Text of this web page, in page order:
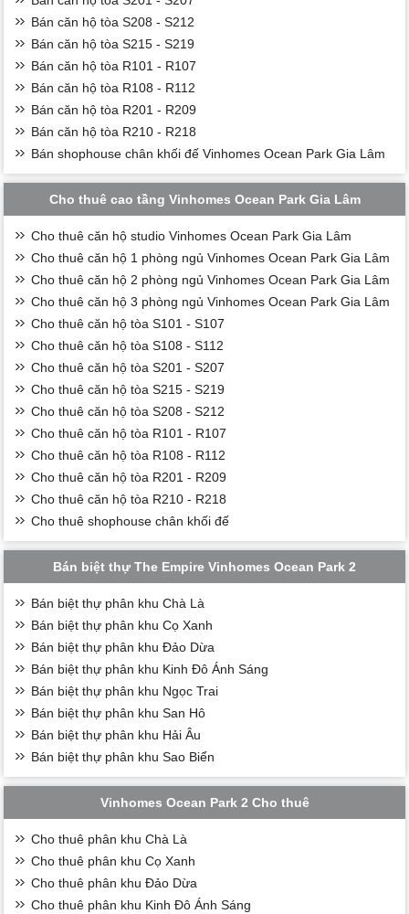
Bán căn hộ tòa S208 - S212
Bán căn hộ tòa S215 - S219
Bán căn hộ tòa R101 - R107
Bán căn hộ tòa R108 - R112
Bán căn hộ tòa R201 - R209
Bán căn hộ tòa R210 - R218
Bán shophouse chân khối đế Vinhomes Ocean Park Gia Lâm
Cho thuê cao tầng Vinhomes Ocean Park Gia Lâm
Cho thuê căn hộ studio Vinhomes Ocean Park Gia Lâm
Cho thuê căn hộ 1 phòng ngủ Vinhomes Ocean Park Gia Lâm
Cho thuê căn hộ 2 phòng ngủ Vinhomes Ocean Park Gia Lâm
Cho thuê căn hộ 3 phòng ngủ Vinhomes Ocean Park Gia Lâm
Cho thuê căn hộ tòa S101 - S107
Cho thuê căn hộ tòa S108 - S112
Cho thuê căn hộ tòa S201 - S207
Cho thuê căn hộ tòa S215 - S219
Cho thuê căn hộ tòa S208 - S212
Cho thuê căn hộ tòa R101 - R107
Cho thuê căn hộ tòa R108 - R112
Cho thuê căn hộ tòa R201 - R209
Cho thuê căn hộ tòa R210 - R218
Cho thuê shophouse chân khối đế
Bán biệt thự The Empire Vinhomes Ocean Park 2
Bán biệt thự phân khu Chà Là
Bán biệt thự phân khu Cọ Xanh
Bán biệt thự phân khu Đảo Dừa
Bán biệt thự phân khu Kinh Đô Ánh Sáng
Bán biệt thự phân khu Ngọc Trai
Bán biệt thự phân khu San Hô
Bán biệt thự phân khu Hải Âu
Bán biệt thự phân khu Sao Biển
Vinhomes Ocean Park 2 Cho thuê
Cho thuê phân khu Chà Là
Cho thuê phân khu Cọ Xanh
Cho thuê phân khu Đảo Dừa
Cho thuê phân khu Kinh Đô Ánh Sáng